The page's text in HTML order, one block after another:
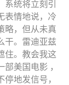
统将立刻引
表情地说，冷
略，但从未真
干。雷迪亚兹
住。教会我这
美国电影 ，
地发信号，